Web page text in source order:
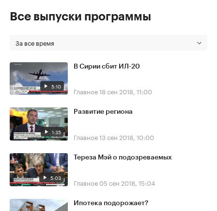
Все выпуски программы
За все время
5:10
В Сирии сбит ИЛ-20
Главное18 сен 2018, 11:00
1:35
Развитие региона
Главное13 сен 2018, 10:00
5:03
Тереза Мэй о подозреваемых
Главное 05 сен 2018, 15:04
Ипотека подорожает?